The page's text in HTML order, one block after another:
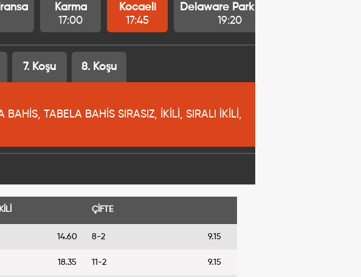
Karma
17:00
Kocaeli
17:45
Delaware Park ABD
19:20
7. Koşu 8. Koşu
TABELA BAHİS SIRASIZ, İKİLİ, SIRALI İKİLİ,
14.60
18.35
ÇİFTE
8-2 9.15
11-2 9.15